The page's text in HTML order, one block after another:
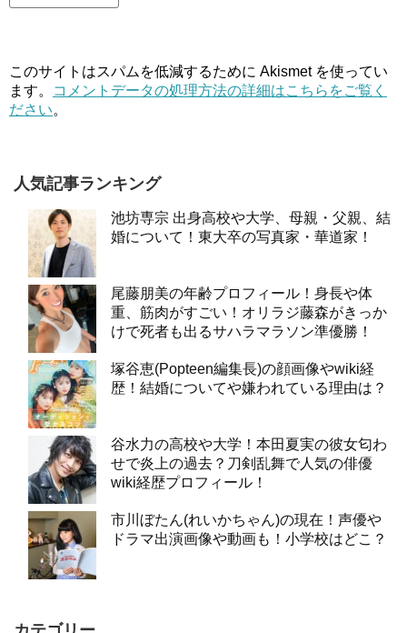
このサイトはスパムを低減するために Akismet を使ってい
ます。
コメントデータの処理方法の詳細はこちらをご覧く
ださい。
人気記事ランキング
池坊専宗 出身高校や大学、母親・父親、結
婚について！東大卒の写真家・華道家！
尾藤朋美の年齢プロフィール！身長や体
重、筋肉がすごい！オリラジ藤森がきっか
けで死者も出るサハラマラソン準優勝！
塚谷恵(Popteen編集長)の顔画像やwiki経
歴！結婚についてや嫌われている理由は？
谷水力の高校や大学！本田夏実の彼女匂わ
せで炎上の過去？刀剣乱舞で人気の俳優
wiki経歴プロフィール！
市川ぼたん(れいかちゃん)の現在！声優や
ドラマ出演画像や動画も！小学校はどこ？